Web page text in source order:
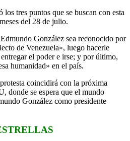
tres puntos que se buscan con esta
del 28 de julio.
González sea reconocido por
de Venezuela», luego hacerle
el poder e irse; y por último,
humanidad» en el país.
coincidirá con la próxima
donde se espera que el mundo
González como presidente